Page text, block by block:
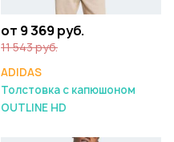
от 9 369 руб.
11 543 руб.
ADIDAS
Толстовка с капюшоном
OUTLINE HD